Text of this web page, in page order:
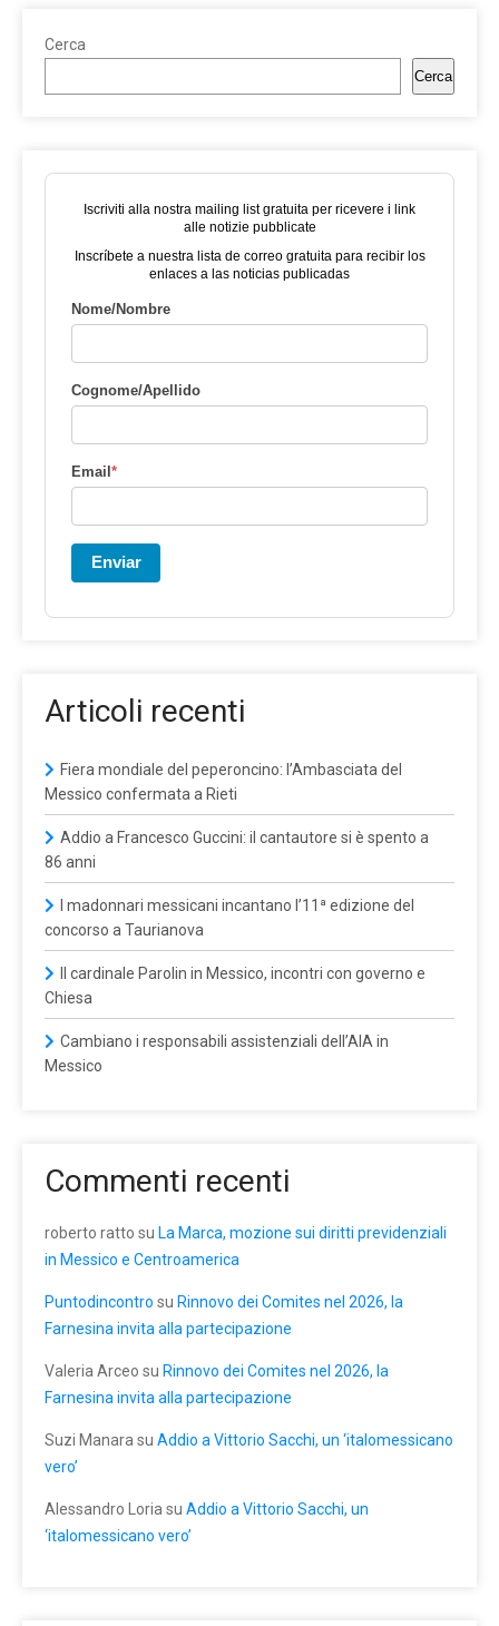
Cerca
Cerca
Iscriviti alla nostra mailing list gratuita per ricevere i link
alle notizie pubblicate
Inscríbete a nuestra lista de correo gratuita para recibir los
enlaces a las noticias publicadas
Nome/Nombre
Cognome/Apellido
Email*
Enviar
Articoli recenti
Fiera mondiale del peperoncino: l’Ambasciata del
Messico confermata a Rieti
Addio a Francesco Guccini: il cantautore si è spento a
86 anni
I madonnari messicani incantano l’11ª edizione del
concorso a Taurianova
Il cardinale Parolin in Messico, incontri con governo e
Chiesa
Cambiano i responsabili assistenziali dell’AIA in
Messico
Commenti recenti
roberto ratto su La Marca, mozione sui diritti previdenziali
in Messico e Centroamerica
Puntodincontro su Rinnovo dei Comites nel 2026, la
Farnesina invita alla partecipazione
Valeria Arceo su Rinnovo dei Comites nel 2026, la
Farnesina invita alla partecipazione
Suzi Manara su Addio a Vittorio Sacchi, un ‘italomessicano
vero’
Alessandro Loria su Addio a Vittorio Sacchi, un
‘italomessicano vero’